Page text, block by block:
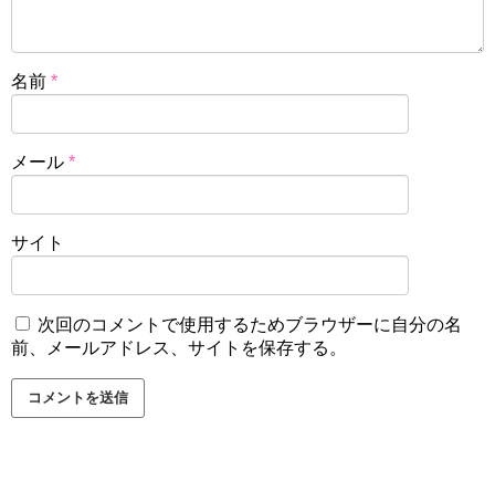
名前 *
メール *
サイト
次回のコメントで使用するためブラウザーに自分の名
前、メールアドレス、サイトを保存する。